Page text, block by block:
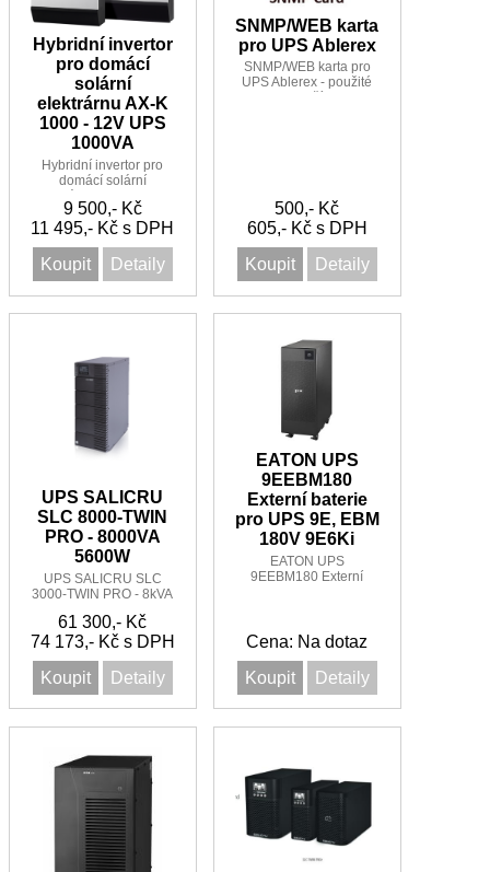
Hybridní invertor
pro domácí
solární
elektrárnu AX-K
1000 - 12V UPS
1000VA
Hybridní invertor pro
domácí solární
12V s PWM regulátorem
vhodné i jako UPS
9 500,- Kč
11 495,- Kč s DPH
Koupit
Detaily
SNMP/WEB karta
pro UPS Ablerex
SNMP/WEB karta pro
UPS Ablerex - použité
500,- Kč
605,- Kč s DPH
Koupit
Detaily
UPS SALICRU
SLC 8000-TWIN
PRO - 8000VA
5600W
UPS SALICRU SLC
3000-TWIN PRO - 8kVA
61 300,- Kč
74 173,- Kč s DPH
Koupit
Detaily
EATON UPS
9EEBM180
Externí baterie
pro UPS 9E, EBM
180V 9E6Ki
EATON UPS
9EEBM180 Externí
Cena: Na dotaz
Koupit
Detaily